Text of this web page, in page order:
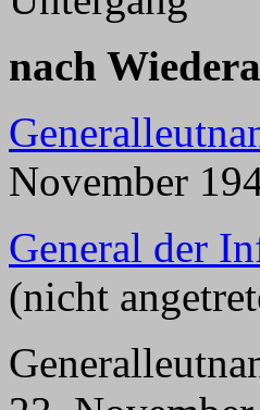
nach
November
General der
(nicht